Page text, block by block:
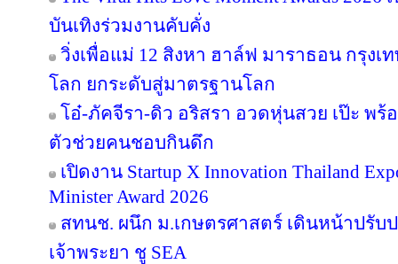
บันเทิงร่วมงานคับคั่ง
วิ่งเพื่อแม่ 12 สิงหา ฮาล์ฟ มาราธอน กรุงเ
โลก ยกระดับสู่มาตรฐานโลก
โอ๋-ภัคจีรา-ดิว อริสรา อวดหุ่นสวย เป๊ะ พร้
ตัวช่วยคนชอบกินดึก
เปิดงาน Startup X Innovation Thailand
Minister Award 2026
สทนช. ผนึก ม.เกษตรศาสตร์ เดินหน้าปรั
เจ้าพระยา ชู SEA